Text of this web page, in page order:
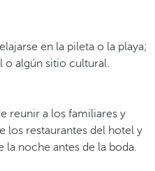
en la pileta o la playa;
o algún sitio cultural.
reunir a los familiares y
los restaurantes del hotel y
la noche antes de la boda.